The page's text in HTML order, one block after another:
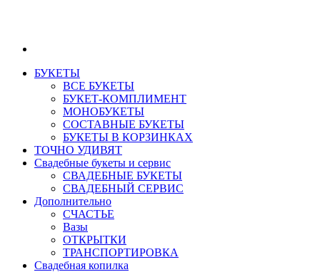
БУКЕТЫ
ВСЕ БУКЕТЫ
БУКЕТ-КОМПЛИМЕНТ
МОНОБУКЕТЫ
СОСТАВНЫЕ БУКЕТЫ
БУКЕТЫ В КОРЗИНКАХ
ТОЧНО УДИВЯТ
Свадебные букеты и сервис
СВАДЕБНЫЕ БУКЕТЫ
СВАДЕБНЫЙ СЕРВИС
Дополнительно
СЧАСТЬЕ
Вазы
ОТКРЫТКИ
ТРАНСПОРТИРОВКА
Свадебная копилка